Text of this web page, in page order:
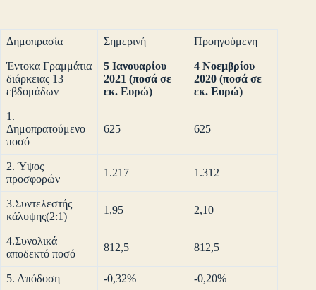
Δημοπρασία Σημερινή Προηγούμενη
Έντοκα Γραμμάτια
διάρκειας 13
εβδομάδων
5 Ιανουαρίου
2021 (ποσά σε
εκ. Ευρώ)
4 Νοεμβρίου
2020 (ποσά σε
εκ. Ευρώ)
1.
Δημοπρατούμενο
ποσό
625 625
2. Ύψος
προσφορών
1.217 1.312
3.Συντελεστής
κάλυψης(2:1)
1,95 2,10
4.Συνολικά
αποδεκτό ποσό
812,5 812,5
5. Απόδοση -0,32% -0,20%